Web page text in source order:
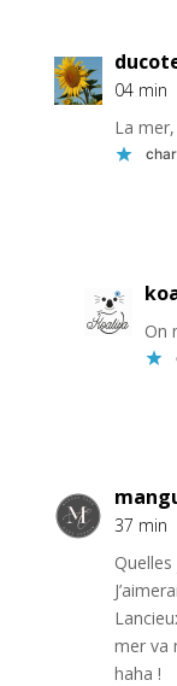
04 min
La
On
37 min
mer va
haha !